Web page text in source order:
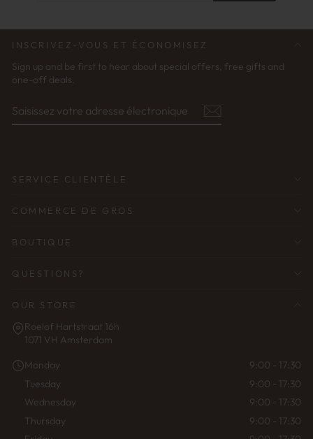
INSCRIVEZ-VOUS ET ÉCONOMISEZ
Sign up and be first to hear about special offers, free gifts and
one-off deals.
VOTRE
ADRESSE
SERVICE CLIENTÈLE
COMMERCE DE GROS
BOUTIQUE
QUESTIONS?
OUR STORE
Roelof Hartstraat 16h
1071 VH Amsterdam
Monday
9:00 - 17:30
Tuesday
9:00 - 17:30
Wednesday
9:00 - 17:30
Thursday
9:00 - 17:30